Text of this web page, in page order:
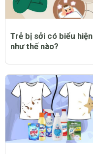
Trẻ bị sởi có biểu hiện
như thế nào?